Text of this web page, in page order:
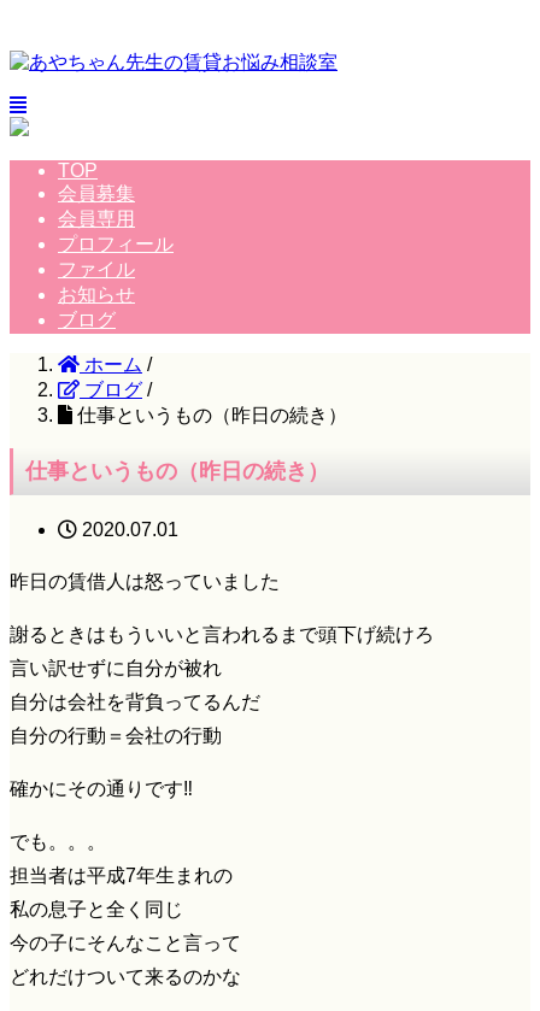
TOP
会員募集
会員専用
プロフィール
ファイル
お知らせ
ブログ
ホーム /
ブログ /
仕事というもの（昨日の続き）
仕事というもの（昨日の続き）
2020.07.01
昨日の賃借人は怒っていました
謝るときはもういいと言われるまで頭下げ続けろ
言い訳せずに自分が被れ
自分は会社を背負ってるんだ
自分の行動＝会社の行動
確かにその通りです‼️
でも。。。
担当者は平成7年生まれの
私の息子と全く同じ
今の子にそんなこと言って
どれだけついて来るのかな